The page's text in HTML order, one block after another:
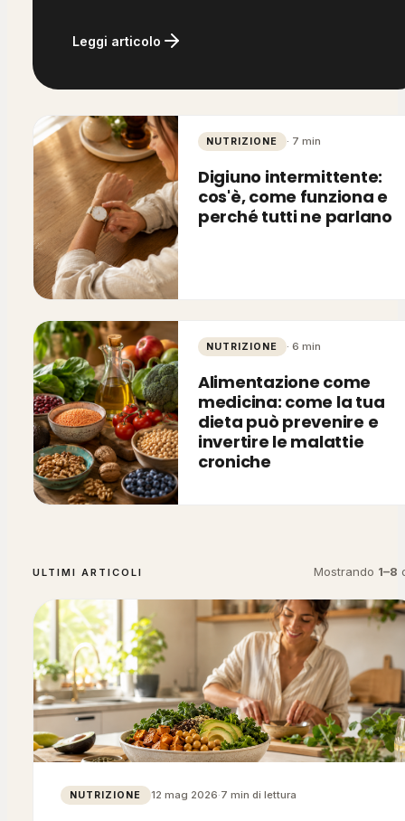
Leggi articolo
NUTRIZIONE · 7 min
Digiuno intermittente:
cos'è, come funziona e
perché tutti ne parlano
NUTRIZIONE · 6 min
Alimentazione come
medicina: come la tua
dieta può prevenire e
invertire le malattie
croniche
ULTIMI ARTICOLI Mostrando 1–8
NUTRIZIONE 12 mag 2026·7 min di lettura